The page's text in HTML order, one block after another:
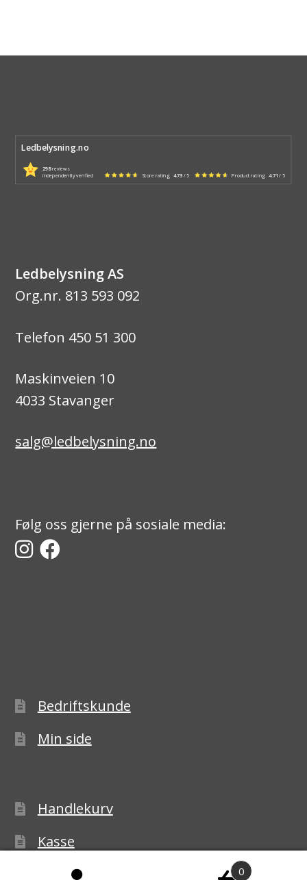
Ledbelysning.no
298reviews
independently verified Store rating 4.73 / 5 Product rating 4.71 / 5
Ledbelysning AS
Org.nr. 813 593 092
Telefon 450 51 300
Maskinveien 10
4033 Stavanger
salg@ledbelysning.no
Følg oss gjerne på sosiale media:
Bedriftskunde
Min side
Handlekurv
Kasse
Handelsbetingelser
0